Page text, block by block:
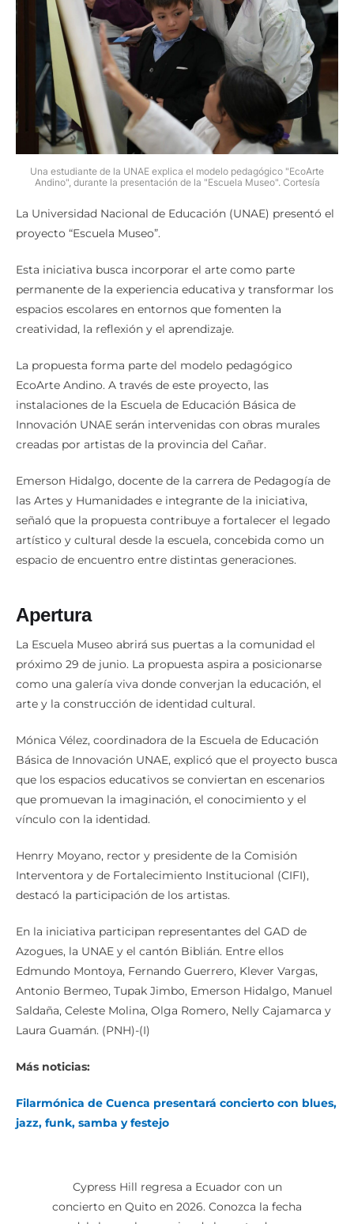
Una estudiante de la UNAE explica el modelo pedagógico "EcoArte
Andino", durante la presentación de la "Escuela Museo". Cortesía
La Universidad Nacional de Educación (UNAE) presentó el
proyecto “Escuela Museo”.
Esta iniciativa busca incorporar el arte como parte
permanente de la experiencia educativa y transformar los
espacios escolares en entornos que fomenten la
creatividad, la reflexión y el aprendizaje.
La propuesta forma parte del modelo pedagógico
EcoArte Andino. A través de este proyecto, las
instalaciones de la Escuela de Educación Básica de
Innovación UNAE serán intervenidas con obras murales
creadas por artistas de la provincia del Cañar.
Emerson Hidalgo, docente de la carrera de Pedagogía de
las Artes y Humanidades e integrante de la iniciativa,
señaló que la propuesta contribuye a fortalecer el legado
artístico y cultural desde la escuela, concebida como un
espacio de encuentro entre distintas generaciones.
Apertura
La Escuela Museo abrirá sus puertas a la comunidad el
próximo 29 de junio. La propuesta aspira a posicionarse
como una galería viva donde converjan la educación, el
arte y la construcción de identidad cultural.
Mónica Vélez, coordinadora de la Escuela de Educación
Básica de Innovación UNAE, explicó que el proyecto busca
que los espacios educativos se conviertan en escenarios
que promuevan la imaginación, el conocimiento y el
vínculo con la identidad.
Henrry Moyano, rector y presidente de la Comisión
Interventora y de Fortalecimiento Institucional (CIFI),
destacó la participación de los artistas.
En la iniciativa participan representantes del GAD de
Azogues, la UNAE y el cantón Biblián. Entre ellos
Edmundo Montoya, Fernando Guerrero, Klever Vargas,
Antonio Bermeo, Tupak Jimbo, Emerson Hidalgo, Manuel
Saldaña, Celeste Molina, Olga Romero, Nelly Cajamarca y
Laura Guamán. (PNH)-(I)
Más noticias:
Filarmónica de Cuenca presentará concierto con blues,
jazz, funk, samba y festejo
Cypress Hill regresa a Ecuador con un
concierto en Quito en 2026. Conozca la fecha